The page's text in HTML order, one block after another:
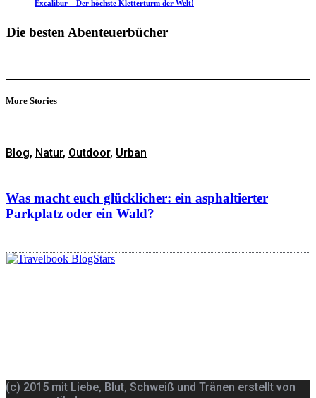
Excalibur – Der höchste Kletterturm der Welt!
Die besten Abenteuerbücher
More Stories
Blog, Natur, Outdoor, Urban
Was macht euch glücklicher: ein asphaltierter
Parkplatz oder ein Wald?
(c) 2015 mit Liebe, Blut, Schweiß und Tränen erstellt von